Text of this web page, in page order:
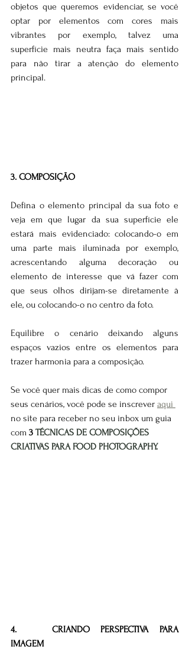
objetos que queremos evidenciar, se você
optar por elementos com cores mais
vibrantes por exemplo, talvez uma
superfície mais neutra faça mais sentido
para não tirar a atenção do elemento
principal.
3. COMPOSIÇÃO
Defina o elemento principal da sua foto e
veja em que lugar da sua superfície ele
estará mais evidenciado: colocando-o em
uma parte mais iluminada por exemplo,
acrescentando alguma decoração ou
elemento de interesse que vá fazer com
que seus olhos dirijam-se diretamente à
ele, ou colocando-o no centro da foto.
Equilibre o cenário deixando alguns
espaços vazios entre os elementos para
trazer harmonia para a composição.
Se você quer mais dicas de como compor
seus cenários, você pode se inscrever aqui
no site para receber no seu inbox um guia
com 3 TÉCNICAS DE COMPOSIÇÕES
CRIATIVAS PARA FOOD PHOTOGRAPHY.
4. 	CRIANDO PERSPECTIVA PARA
IMAGEM